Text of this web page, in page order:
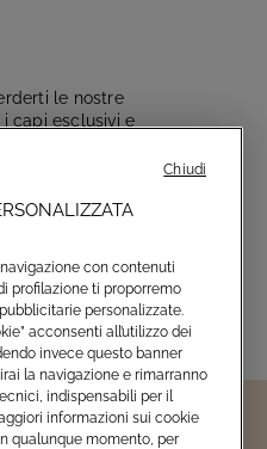
le nostre
capi esclusivi e
con contenuti
profilazione ti proporremo
personalizzate.
acconsenti all’utilizzo dei
invece questo banner
la navigazione e rimarranno
indispensabili per il
informazioni sui cookie
qualunque momento, per
Chiudi